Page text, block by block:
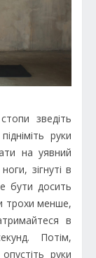
зведіть
руки
на уявний
зігнуті в
бути досить
трохи менше,
в
Потім,
руки